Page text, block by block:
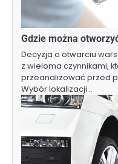
Gdzie można
Decyzja o otwarciu
z wieloma czynnikami,
przeanalizować przed
Wybór lokalizacji…